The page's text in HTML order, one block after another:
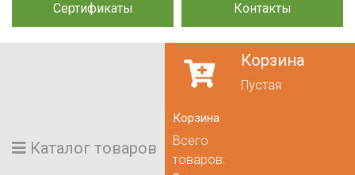
Сертификаты Контакты
Каталог товаров
Корзина
Пустая
Корзина
Всего
товаров: